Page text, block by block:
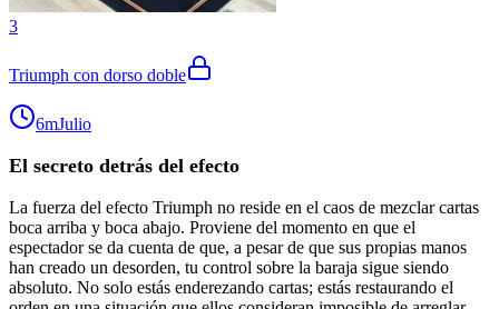
3
Triumph con dorso doble
6mJulio
El secreto detrás del efecto
La fuerza del efecto Triumph no reside en el caos de mezclar cartas
boca arriba y boca abajo. Proviene del momento en que el
espectador se da cuenta de que, a pesar de que sus propias manos
han creado un desorden, tu control sobre la baraja sigue siendo
absoluto. No solo estás enderezando cartas; estás restaurando el